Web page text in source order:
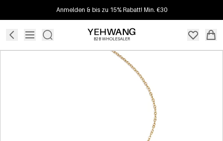
Anmelden & bis zu 15% Rabatt! Min. €30
B2B WHOLESALER